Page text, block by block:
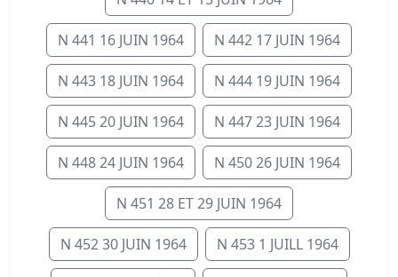
N 441 16 JUIN 1964 N 442 17 JUIN 1964
N 443 18 JUIN 1964 N 444 19 JUIN 1964
N 445 20 JUIN 1964 N 447 23 JUIN 1964
N 448 24 JUIN 1964 N 450 26 JUIN 1964
N 451 28 ET 29 JUIN 1964
N 452 30 JUIN 1964 N 453 1 JUILL 1964